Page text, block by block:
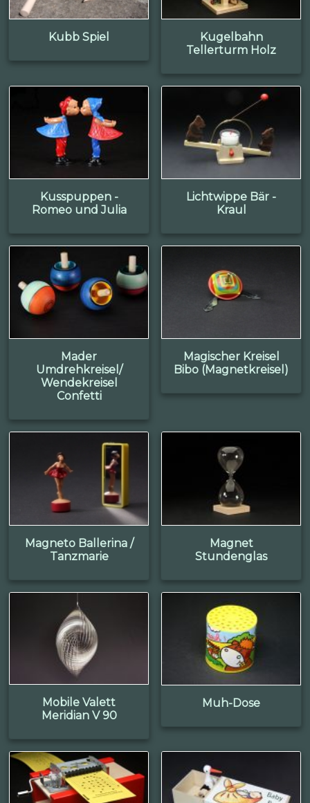
Kubb Spiel
Kugelbahn
Tellerturm Holz
Kusspuppen -
Romeo und Julia
Lichtwippe Bär -
Kraul
Mader
Umdrehkreisel/
Wendekreisel
Confetti
Magischer Kreisel
Bibo (Magnetkreisel)
Magneto Ballerina /
Tanzmarie
Magnet
Stundenglas
Mobile Valett
Meridian V 90
Muh-Dose